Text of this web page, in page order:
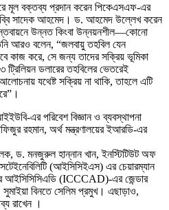
মূল বক্তব্য প্রদান করেন পিকেএসএফ-এর
সাদেক আহমেদ। ড. আহমেদ উল্লেখ করেন
উন্নত কিংবা উন্নয়নশীল—কোনো
আরও বলেন, “জলবায়ু তহবিল যেন
কাজ করে, সে জন্য তাদের সক্রিয় ভূমিকা
ডলারের তহবিলের ভেতরেই
যথেষ্ট সক্রিয় না থাকি, তাহলে এটি
এর পরিবেশ বিজ্ঞান ও ব্যবস্থাপনা
রহমান, অর্থ মন্ত্রণালয়ের ইআরডি-এর
ড. মনজুরুল হান্নান খান, ইনস্টিটিউট অফ
(আইসিসিইএস) এর চেয়ারম্যান
(ICCCAD)-এর জেন্ডার
বিনতে সেলিম প্রমুখ। এছাড়াও,
রাখেন ।